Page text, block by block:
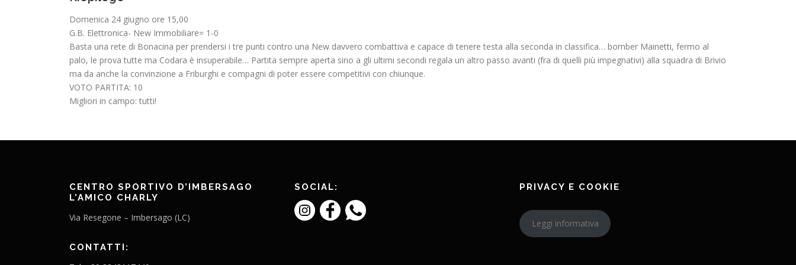
Domenica 24 giugno ore 15,00
G.B. Elettronica- New Immobiliare= 1-0
Basta una rete di Bonacina per prendersi i tre punti contro una New davvero combattiva e capace di tenere testa alla seconda in classifica… bomber Mainetti, fermo al
palo, le prova tutte ma Codara è insuperabile… Partita sempre aperta sino a gli ultimi secondi regala un altro passo avanti (fra di quelli più impegnativi) alla squadra di Brivio
ma da anche la convinzione a Friburghi e compagni di poter essere competitivi con chiunque.
VOTO PARTITA: 10
Migliori in campo: tutti!
CENTRO SPORTIVO D’IMBERSAGO
L’AMICO CHARLY
Via Resegone – Imbersago (LC)
CONTATTI:
SOCIAL: PRIVACY E COOKIE
Leggi informativa